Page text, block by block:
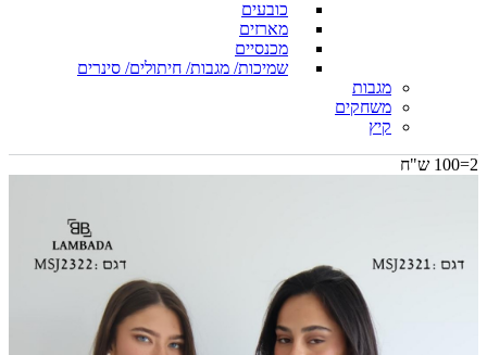
כובעים
מארזים
מכנסיים
שמיכות/ מגבות/ חיתולים/ סינרים
מגבות
משחקים
קיץ
2=100 ש"ח